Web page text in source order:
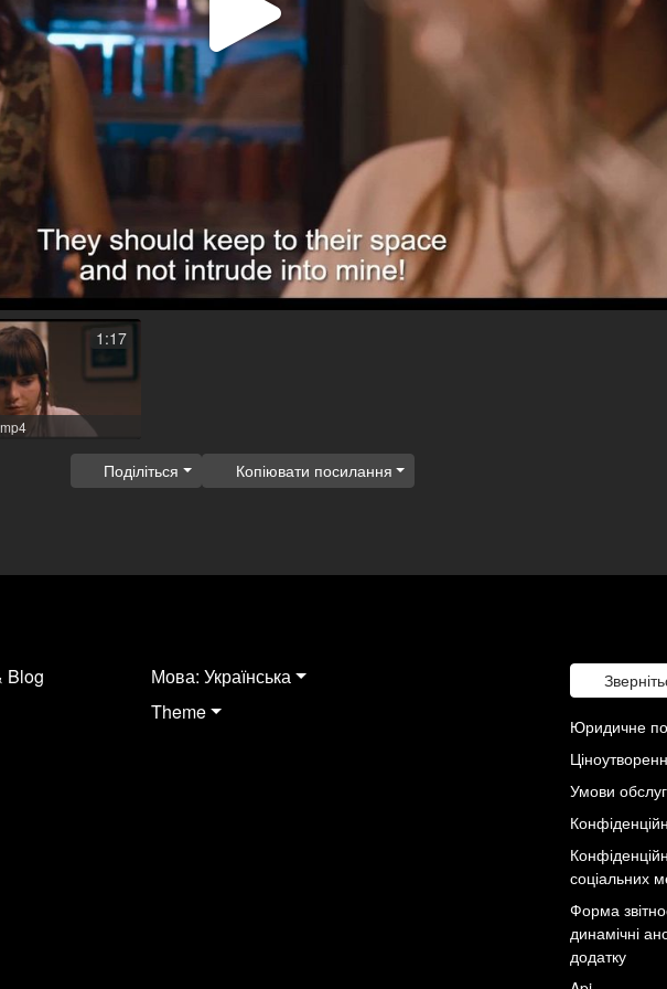
Відтворити
відео
1:17
Поділіться Копіювати посилання
Blog
Мова: Українська
Theme
Юридичне
Умови
соціальних
Форма
динамічні
додатку